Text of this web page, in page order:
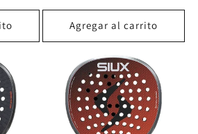
habitual
Agregar al carrito